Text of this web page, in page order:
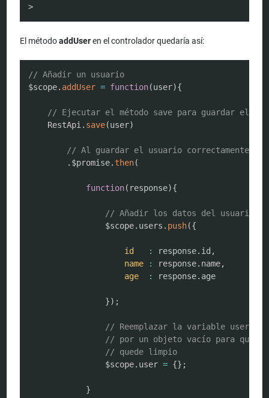
>
El métodoaddUseren el controlador quedaría así:
// Añadir un usuario
$scope. addUser = function(user){
// Ejecutar el método save para guardar el
	RestApi
. save(user)
// Al guardar el usuario correctamente
. $promise. then(
function( response){
// Añadir los datos del usuario al
				$scope
. users . push({
id : response. id ,
name
: response. name,
age
: response. age
}) ;
// Reemplazar la variable user del
// por un objeto vacío para que
// quede limpio
				$scope
. user = {} ;
}